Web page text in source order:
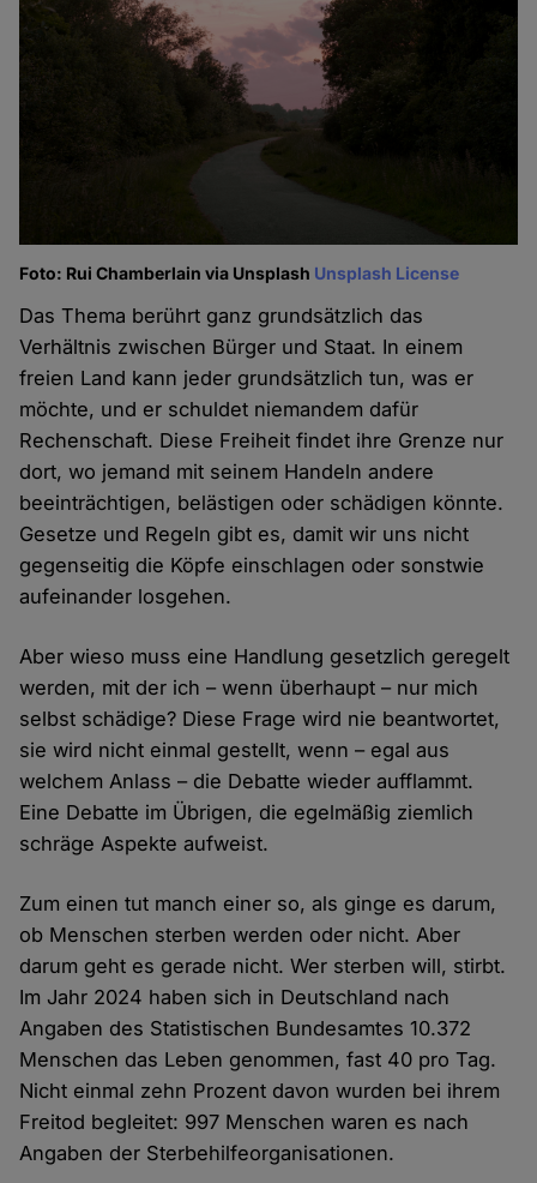
Foto: Rui Chamberlain via Unsplash Unsplash License
Das Thema berührt ganz grundsätzlich das
Verhältnis zwischen Bürger und Staat. In einem
freien Land kann jeder grundsätzlich tun, was er
möchte, und er schuldet niemandem dafür
Rechenschaft. Diese Freiheit findet ihre Grenze nur
dort, wo jemand mit seinem Handeln andere
beeinträchtigen, belästigen oder schädigen könnte.
Gesetze und Regeln gibt es, damit wir uns nicht
gegenseitig die Köpfe einschlagen oder sonstwie
aufeinander losgehen.
Aber wieso muss eine Handlung gesetzlich geregelt
werden, mit der ich – wenn überhaupt – nur mich
selbst schädige? Diese Frage wird nie beantwortet,
sie wird nicht einmal gestellt, wenn – egal aus
welchem Anlass – die Debatte wieder aufflammt.
Eine Debatte im Übrigen, die egelmäßig ziemlich
schräge Aspekte aufweist.
Zum einen tut manch einer so, als ginge es darum,
ob Menschen sterben werden oder nicht. Aber
darum geht es gerade nicht. Wer sterben will, stirbt.
Im Jahr 2024 haben sich in Deutschland nach
Angaben des Statistischen Bundesamtes 10.372
Menschen das Leben genommen, fast 40 pro Tag.
Nicht einmal zehn Prozent davon wurden bei ihrem
Freitod begleitet: 997 Menschen waren es nach
Angaben der Sterbehilfeorganisationen.